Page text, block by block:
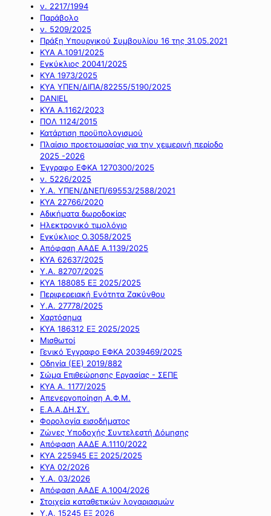
ν. 2217/1994
Παράβολο
ν. 5209/2025
Πράξη Υπουργικού Συμβουλίου 16 της 31.05.2021
ΚΥΑ Α.1091/2025
Εγκύκλιος 20041/2025
ΚΥΑ 1973/2025
ΚΥΑ ΥΠΕΝ/ΔΙΠΑ/82255/5190/2025
DANIEL
ΚΥΑ Α.1162/2023
ΠΟΛ 1124/2015
Κατάρτιση προϋπολογισμού
Πλαίσιο προετοιμασίας για την χειμερινή περίοδο
2025 -2026
Έγγραφο ΕΦΚΑ 1270300/2025
ν. 5226/2025
Υ.Α. ΥΠΕΝ/ΔΝΕΠ/69553/2588/2021
ΚΥΑ 22766/2020
Αδικήματα δωροδοκίας
Ηλεκτρονικό τιμολόγιο
Εγκύκλιος Ο.3058/2025
Απόφαση ΑΑΔΕ Α.1139/2025
ΚΥΑ 62637/2025
Υ.Α. 82707/2025
ΚΥΑ 188085 ΕΞ 2025/2025
Περιφερειακή Ενότητα Ζακύνθου
Υ.Α. 27778/2025
Χαρτόσημα
ΚΥΑ 186312 ΕΞ 2025/2025
Μισθωτοί
Γενικό Έγγραφο ΕΦΚΑ 2039469/2025
Οδηγία (ΕΕ) 2019/882
Σώμα Επιθεώρησης Εργασίας - ΣΕΠΕ
ΚΥΑ Α. 1177/2025
Απενεργοποίηση Α.Φ.Μ.
Ε.Α.Α.ΔΗ.ΣΥ.
Φορολογία εισοδήματος
Ζώνες Υποδοχής Συντελεστή Δόμησης
Απόφαση ΑΑΔΕ Α.1110/2022
ΚΥΑ 225945 ΕΞ 2025/2025
ΚΥΑ 02/2026
Υ.Α. 03/2026
Απόφαση ΑΑΔΕ Α.1004/2026
Στοιχεία καταθετικών λογαριασμών
Υ.Α. 15245 ΕΞ 2026